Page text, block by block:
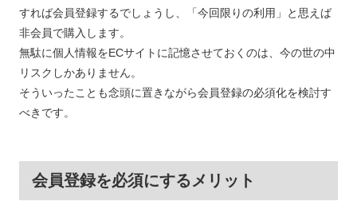
すれば会員登録するでしょうし、「今回限りの利用」と思えば
非会員で購入します。
無駄に個人情報をECサイトに記憶させておくのは、今の世の中
リスクしかありません。
そういったことも念頭に置きながら会員登録の必須化を検討す
べきです。
会員登録を必須にするメリット